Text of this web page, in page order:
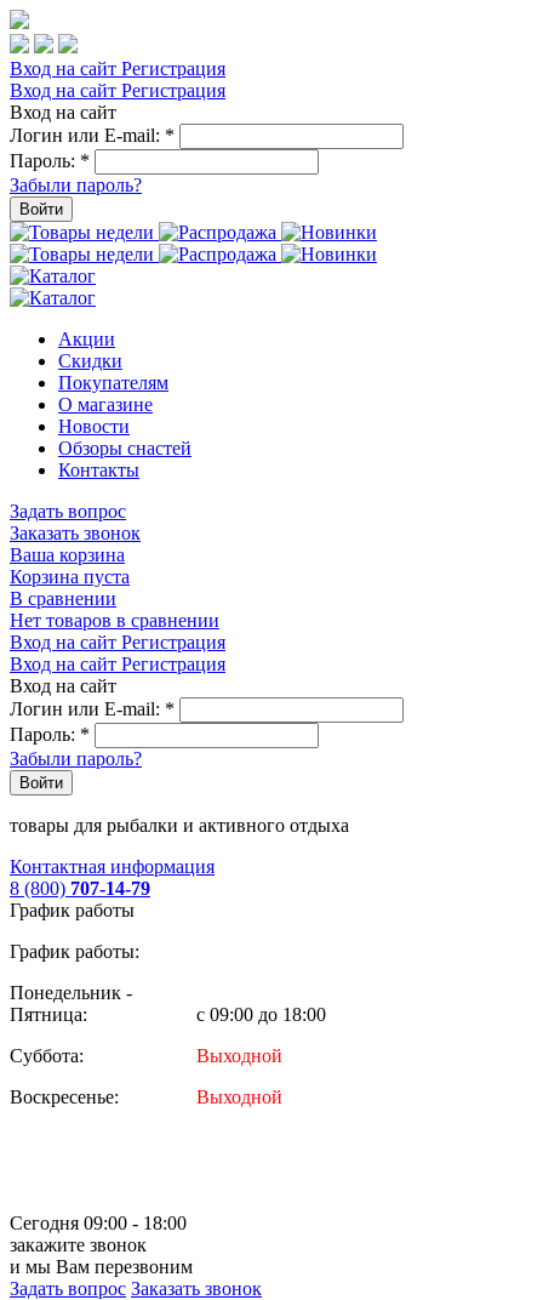
Вход на сайт Регистрация
Вход на сайт Регистрация
Вход на сайт
Логин или E-mail: *
Пароль: *
Забыли пароль?
Войти
Акции
Скидки
Покупателям
О магазине
Новости
Обзоры снастей
Контакты
Задать вопрос
Заказать звонок
Ваша корзина
Корзина пуста
В сравнении
Нет товаров в сравнении
Вход на сайт Регистрация
Вход на сайт Регистрация
Вход на сайт
Логин или E-mail: *
Пароль: *
Забыли пароль?
Войти
товары для рыбалки и активного отдыха
Контактная информация
8 (800) 707-14-79
График работы
График работы:
Понедельник -
Пятница:
с 09:00 до 18:00
Суббота:
Выходной
Воскресенье:
Выходной
Сегодня 09:00 - 18:00
закажите звонок
и мы Вам перезвоним
Задать вопрос Заказать звонок